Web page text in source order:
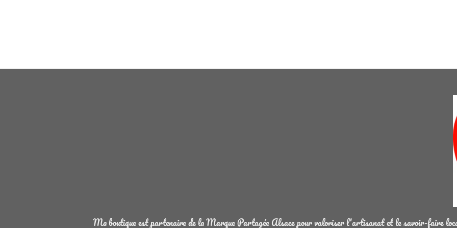
Ma boutique est partenaire de la Marque Partagée Alsace pour valoriser l'artisanat et le savoir-faire